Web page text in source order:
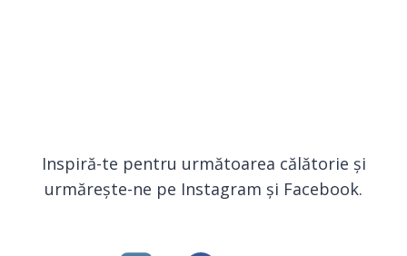
Inspiră-te pentru următoarea călătorie și
urmărește-ne pe Instagram și Facebook.